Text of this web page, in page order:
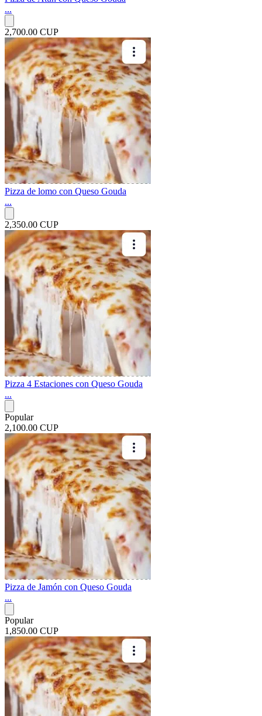
...
2,700.00 CUP
Pizza de lomo con Queso Gouda
...
2,350.00 CUP
Pizza 4 Estaciones con Queso Gouda
...
Popular
2,100.00 CUP
Pizza de Jamón con Queso Gouda
...
Popular
1,850.00 CUP